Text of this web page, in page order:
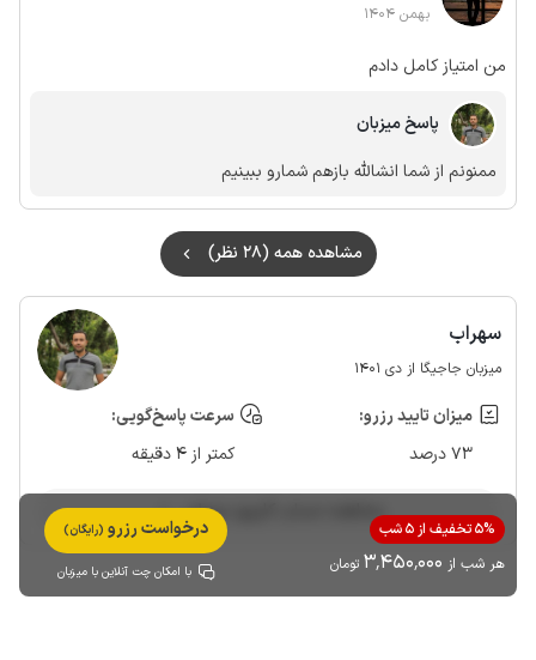
بهمن 1404
من امتیاز کامل دادم
پاسخ میزبان
ممنونم از شما انشالله بازهم شمارو ببینیم
مشاهده همه (28 نظر)
سهراب
میزبان جاجیگا از دی 1401
میزان تایید رزرو:
73 درصد
سرعت پاسخ‌گویی:
کمتر از 4 دقیقه
مشاهده حساب کاربری میزبان
5% تخفیف از 5 شب
هر شب از 3٬450٬000 تومان
درخواست رزرو (رایگان)
با امکان چت آنلاین با میزبان